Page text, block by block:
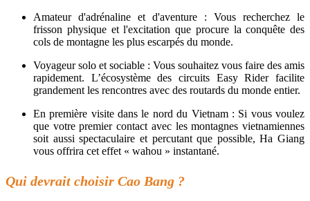
Amateur d'adrénaline et d'aventure : Vous recherchez le
frisson physique et l'excitation que procure la conquête des
cols de montagne les plus escarpés du monde.
Voyageur solo et sociable : Vous souhaitez vous faire des amis
rapidement. L’écosystème des circuits Easy Rider facilite
grandement les rencontres avec des routards du monde entier.
En première visite dans le nord du Vietnam : Si vous voulez
que votre premier contact avec les montagnes vietnamiennes
soit aussi spectaculaire et percutant que possible, Ha Giang
vous offrira cet effet « wahou » instantané.
Qui devrait choisir Cao Bang ?